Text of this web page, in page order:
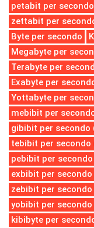
petabit per secondo
zettabit per
Byte per secondo
Megabyte per
Terabyte per
Exabyte per
Yottabyte per
mebibit per
gibibit per secondo
tebibit per secondo
pebibit per
exbibit per
zebibit per
yobibit per
kibibyte per